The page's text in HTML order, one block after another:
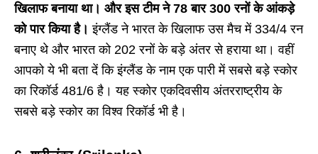
खिलाफ बनाया था। और इस टीम ने 78 बार 300 रनों के आंकड़े
को पार किया है। इंग्लैंड ने भारत के खिलाफ उस मैच में 334/4 रन
बनाए थे और भारत को 202 रनों के बड़े अंतर से हराया था। वहीं
आपको ये भी बता दें कि इंग्लैंड के नाम एक पारी में सबसे बड़े स्कोर
का रिकॉर्ड 481/6 है। यह स्कोर एकदिवसीय अंतरराष्ट्रीय के
सबसे बड़े स्कोर का विश्व रिकॉर्ड भी है।